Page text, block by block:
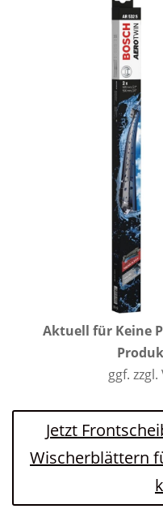
Aktuell für Keine
ggf.
Jetzt
Wischerblättern